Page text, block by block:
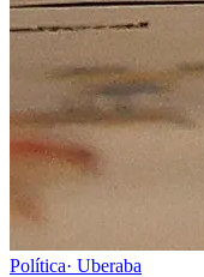
Política· Uberaba